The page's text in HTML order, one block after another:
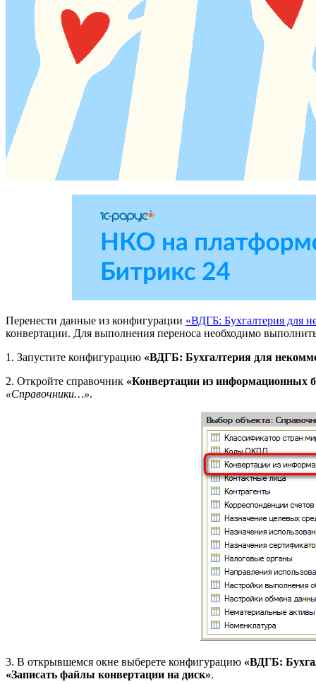
Перенести данные из конфигурации «ВДГБ: Бухгалтерия для
конвертации. Для выполнения переноса необходимо
1. Запустите конфигурацию «ВДГБ: Бухгалтерия для
2. Откройте справочник «Конвертации из информационных
«Справочники…».
3. В открывшемся окне выберете конфигурацию «ВДГБ:
«Записать файлы конвертации на диск».